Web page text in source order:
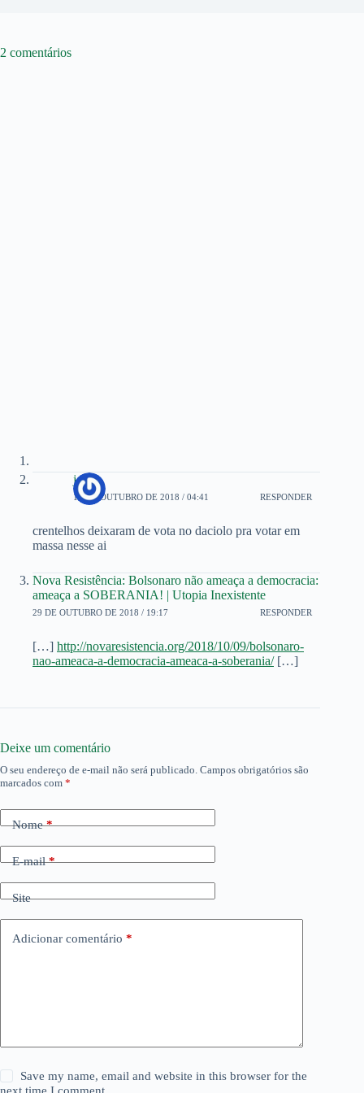
2 comentários
jose
15 DE OUTUBRO DE 2018 / 04:41 RESPONDER
crentelhos deixaram de vota no daciolo pra votar em
massa nesse ai
Nova Resistência: Bolsonaro não ameaça a democracia:
ameaça a SOBERANIA! | Utopia Inexistente
29 DE OUTUBRO DE 2018 / 19:17 RESPONDER
[…] http://novaresistencia.org/2018/10/09/bolsonaro-
nao-ameaca-a-democracia-ameaca-a-soberania/[…]
Deixe um comentário
O seu endereço de e-mail não será publicado. Campos obrigatórios são
marcados com *
Nome*
E-mail*
Site
Adicionar comentário *
Save my name, email and website in this browser for the
next time I comment.